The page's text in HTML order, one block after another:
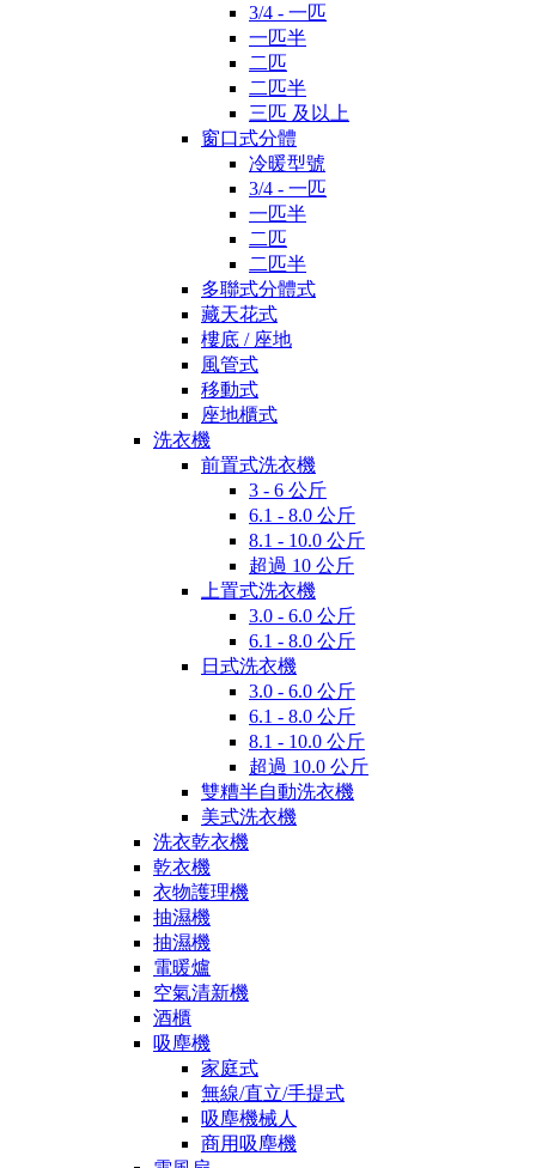
3/4 - 一匹
一匹半
二匹
二匹半
三匹 及以上
窗口式分體
冷暖型號
3/4 - 一匹
一匹半
二匹
二匹半
多聯式分體式
藏天花式
樓底 / 座地
風管式
移動式
座地櫃式
洗衣機
前置式洗衣機
3 - 6 公斤
6.1 - 8.0 公斤
8.1 - 10.0 公斤
超過 10 公斤
上置式洗衣機
3.0 - 6.0 公斤
6.1 - 8.0 公斤
日式洗衣機
3.0 - 6.0 公斤
6.1 - 8.0 公斤
8.1 - 10.0 公斤
超過 10.0 公斤
雙糟半自動洗衣機
美式洗衣機
洗衣乾衣機
乾衣機
衣物護理機
抽濕機
抽濕機
電暖爐
空氣清新機
酒櫃
吸塵機
家庭式
無線/直立/手提式
吸塵機械人
商用吸塵機